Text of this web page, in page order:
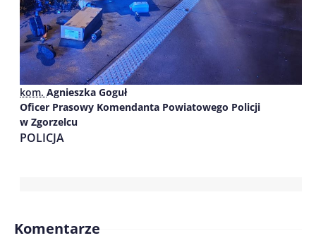
kom. Agnieszka Goguł
Oficer Prasowy Komendanta Powiatowego Policji
w Zgorzelcu
POLICJA
Komentarze